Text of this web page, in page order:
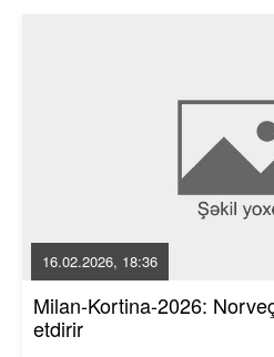
16.02.2026, 18:36
Milan-Kortina-2026:
etdirir